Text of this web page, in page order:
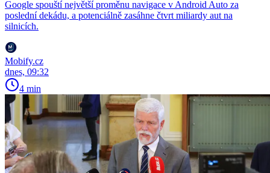
Google spouští největší proměnu navigace v Android Auto za
poslední dekádu, a potenciálně zasáhne čtvrt miliardy aut na
silnicích.
Mobify.cz
dnes, 09:32
4 min